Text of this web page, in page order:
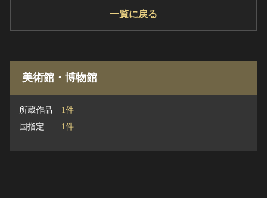
一覧に戻る
美術館・博物館
所蔵作品
1件
国指定
1件